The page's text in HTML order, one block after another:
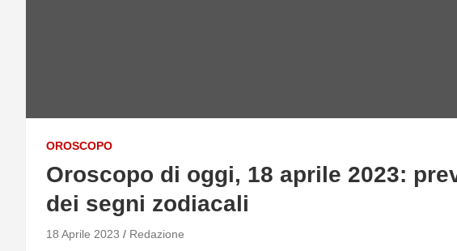
OROSCOPO
Oroscopo di oggi, 18 aprile 2023:
dei segni zodiacali
18 Aprile 2023 Redazione